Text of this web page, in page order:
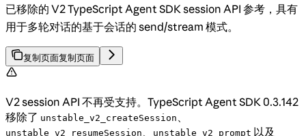
已移除的 V2 TypeScript Agent SDK session API 参考，具有
用于多轮对话的基于会话的 send/stream 模式。
复制页面复制页面
V2 session API 不再受支持。TypeScript Agent SDK 0.3.142
移除了 unstable_v2_createSession 、
unstable_v2_resumeSession 、 unstable_v2_prompt 以及